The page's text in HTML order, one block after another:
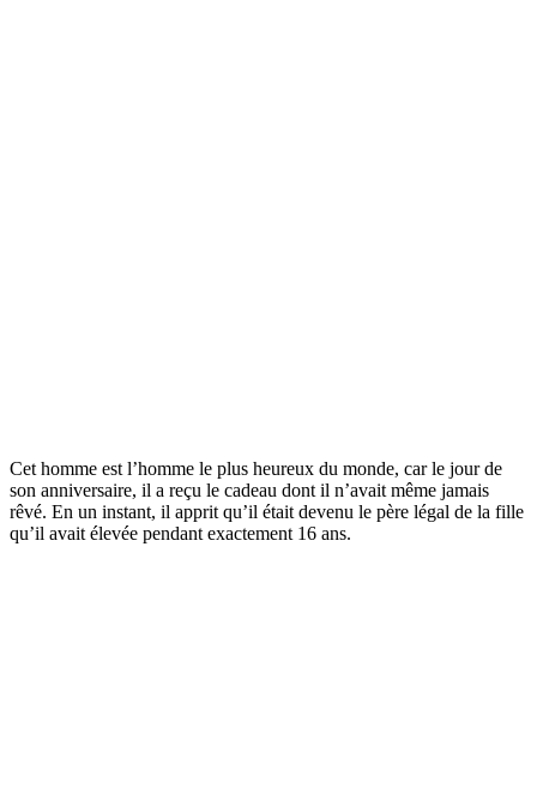
Cet homme est l’homme le plus heureux du monde, car le jour de
son anniversaire, il a reçu le cadeau dont il n’avait même jamais
rêvé. En un instant, il apprit qu’il était devenu le père légal de la fille
qu’il avait élevée pendant exactement 16 ans.